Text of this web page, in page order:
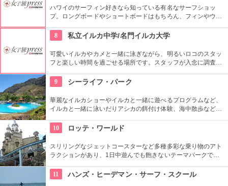
ハワイのサーフィン好きなら知っている有名なサーフショッ
プ。ロングボードやショートボードはもちろん、フィンやウェ
や保管も行っています。
8 私立イルカ中学/名門イルカ大学
可愛いイルカやカメと一緒に泳ぎながら、明るいロコのスタッ
フと楽しい時間を過ごせる場所です。スタッフが入念に調査す
やフラなどの“授業”もあります。“卒業”時の達成感は一緒の思い
出になりそうですね。
9 シーライフ・パーク
華麗なイルカショーやイルカと一緒に遊べるプログラムなど、
イルカと一緒に泳いだりアシカの餌付け体験、海中散歩など、
ヌイグルミやTシャツなどオリジナルグッズも人気です。
10 ロッテ・ワールド
スリリングなジェットコースターなど多種多彩な乗り物のアト
ラクションがあり、1日中遊んでも飽きないテーマパークで
た。夜はお城のライトアップもあり、デートで訪れるのも楽し
そうです。
11 ハンズ・ヒーデマン・サーフ・スクール